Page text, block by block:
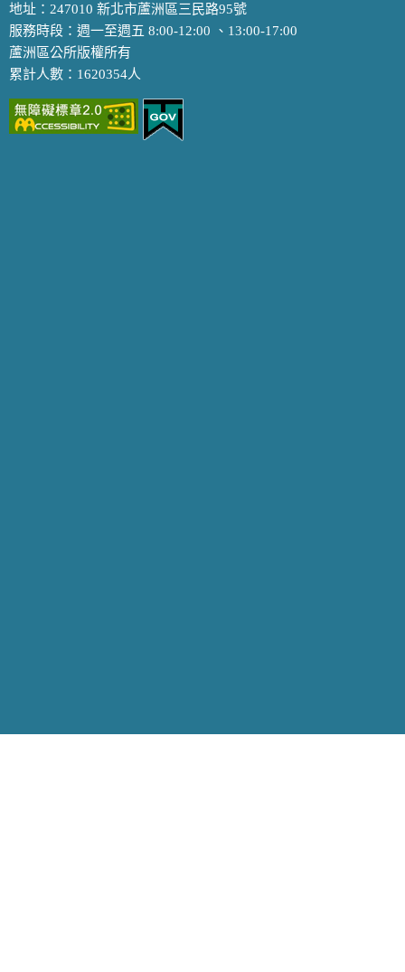
地址：247010 新北市蘆洲區三民路95號
服務時段：週一至週五 8:00-12:00 、13:00-17:00
蘆洲區公所版權所有
累計人數：1620354人